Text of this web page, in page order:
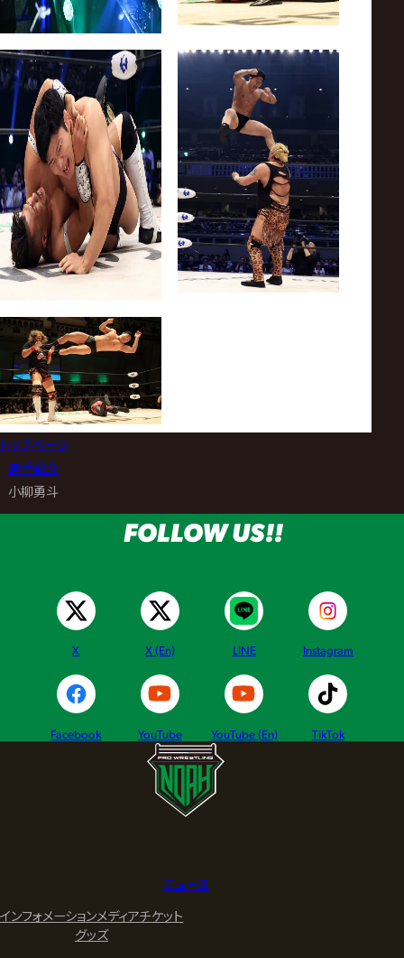
トップページ
選手紹介
小柳勇斗
FOLLOW US!!
X X (En) LINE Instagram
Facebook YouTube YouTube (En) TikTok
ニュース
インフォメーションメディアチケット
グッズ